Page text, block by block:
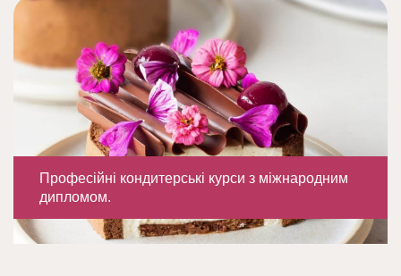
Професійні кондитерські курси з міжнародним
дипломом.